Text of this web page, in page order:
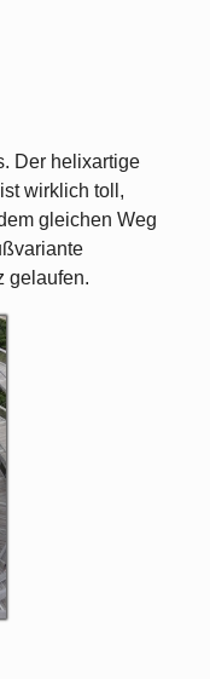
Der helixartige
wirklich toll,
gleichen Weg
gelaufen.